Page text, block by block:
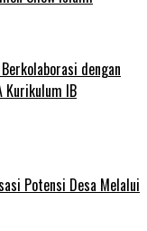
dengan
Kurikulum IB
Potensi Desa Melalui